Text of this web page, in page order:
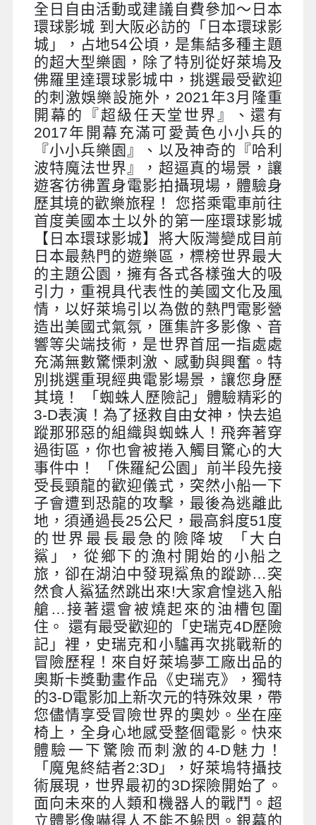
全日自由活動或建議自費參加～日本
環球影城 到大阪必訪的「日本環球影
城」，占地54公頃，是集結多種主題
的超大型樂園，除了特別從好萊塢及
佛羅里達環球影城中，挑選最受歡迎
的刺激娛樂設施外，2021年3月隆重
開幕的『超級任天堂世界』、還有
2017年開幕充滿可愛黃色小小兵的
『小小兵樂園』、以及神奇的『哈利
波特魔法世界』，超逼真的場景，讓
遊客彷彿置身電影拍攝現場，體驗身
歷其境的歡樂旅程！ 您搭乘電車前往
首度美國本土以外的第一座環球影城
【日本環球影城】將大阪灣變成目前
日本最熱門的遊樂區，標榜世界最大
的主題公園，擁有各式各樣強大的吸
引力，重視具代表性的美國文化及風
情，以好萊塢引以為傲的熱門電影營
造出美國式氣氛，匯集許多影像、音
響等尖端技術，是世界首屈一指處處
充滿無數驚慄刺激、感動與興奮。特
別挑選重現經典電影場景，讓您身歷
其境！ 「蜘蛛人歷險記」體驗精彩的
3-D表演！為了拯救自由女神，快去追
蹤那邪惡的組織與蜘蛛人！飛奔著穿
過街區，你也會被捲入觸目驚心的大
事件中！ 「侏羅紀公園」前半段先接
受長頸龍的歡迎儀式，突然小船一下
子會遭到恐龍的攻擊，最後為逃離此
地，須通過長25公尺，最高斜度51度
的世界最長最急的險降坡 「大白
鯊」，從鄉下的漁村開始的小船之
旅，卻在湖泊中發現鯊魚的蹤跡…突
然食人鯊猛然跳出來!大家倉惶逃入船
艙…接著還會被燒起來的油槽包圍
住。 還有最受歡迎的「史瑞克4D歷險
記」裡，史瑞克和小驢再次挑戰新的
冒險歷程！來自好萊塢夢工廠出品的
奧斯卡獎動畫作品《史瑞克》，獨特
的3-D電影加上新次元的特殊效果，帶
您儘情享受冒險世界的奧妙。坐在座
椅上，全身心地感受整個電影。快來
體驗一下驚險而刺激的4-D魅力！
「魔鬼終結者2:3D」，好萊塢特攝技
術展現，世界最初的3D探險開始了。
面向未來的人類和機器人的戰鬥。超
立體影像嚇得人不能不躲閃。銀幕的